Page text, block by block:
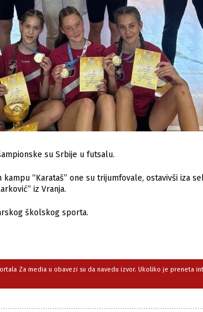
su Srbije u futsalu.
“Karataš” one su trijumfovale, ostavivši iza
iz Vranja.
školskog sporta.
Za media u obavezi su da navedu izvor. Ukoliko je preneta